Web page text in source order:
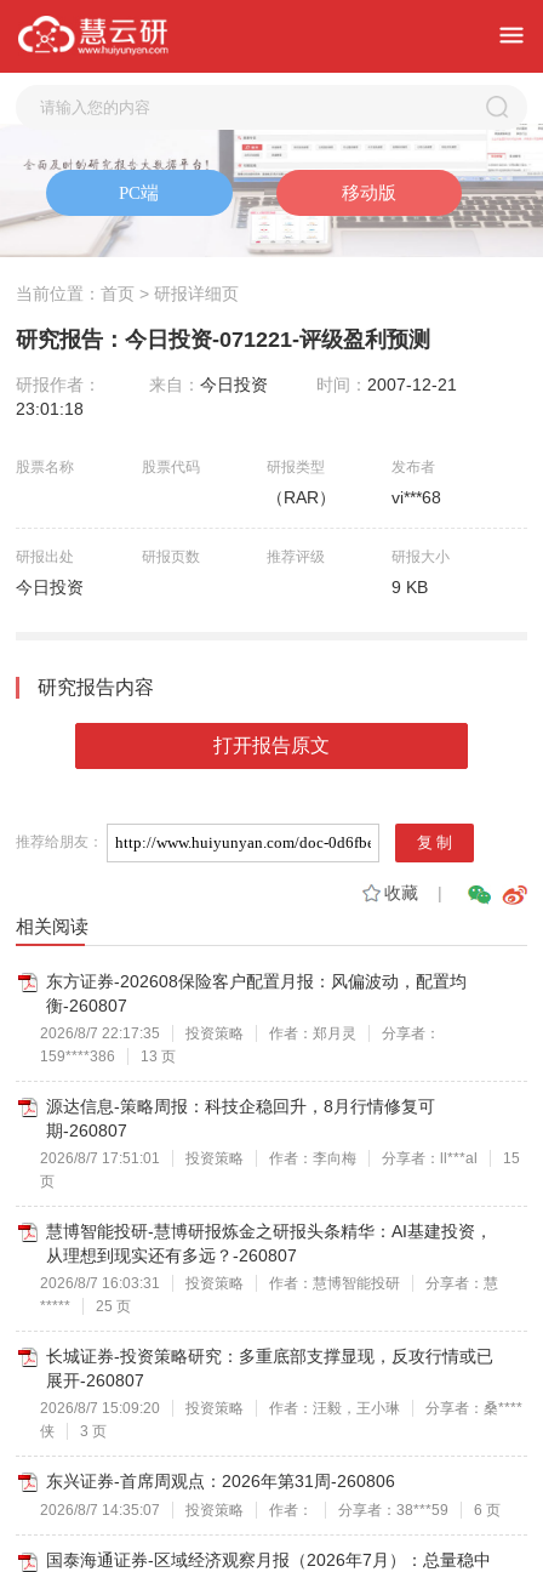
当前位置：首页 > 研报详细页
研究报告：今日投资-071221-评级盈利预测
研报作者： 来自：今日投资 时间： 2007-12-21
23:01:18
股票名称 股票代码 研报类型
（RAR）
发布者
vi***68
研报出处
今日投资
研报页数 推荐评级 研报大小
9 KB
研究报告内容
打开报告原文
推荐给朋友：
收藏|
相关阅读
东方证券-202608保险客户配置月报：风偏波动，配置均
衡-260807
2026/8/7 22:17:35 投资策略 作者：郑月灵
分享者：
159****386
13 页
源达信息-策略周报：科技企稳回升，8月行情修复可
期-260807
2026/8/7 17:51:01 投资策略 作者：李向梅 分享者：ll***al
15
页
慧博智能投研-慧博研报炼金之研报头条精华：AI基建投资，
从理想到现实还有多远？-260807
2026/8/7 16:03:31 投资策略 作者：慧博智能投研
分享者：慧
*****
25 页
长城证券-投资策略研究：多重底部支撑显现，反攻行情或已
展开-260807
2026/8/7 15:09:20 投资策略 作者：汪毅，王小琳
分享者：桑****
侠
3 页
东兴证券-首席周观点：2026年第31周-260806
2026/8/7 14:35:07 投资策略 作者： 分享者：38***59 6 页
国泰海通证券-区域经济观察月报（2026年7月）：总量稳中